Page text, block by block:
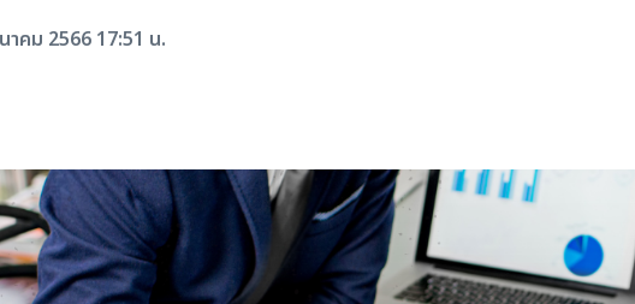
าคม 2566 17:51 น.